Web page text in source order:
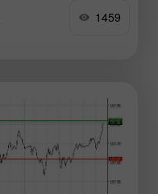
1459